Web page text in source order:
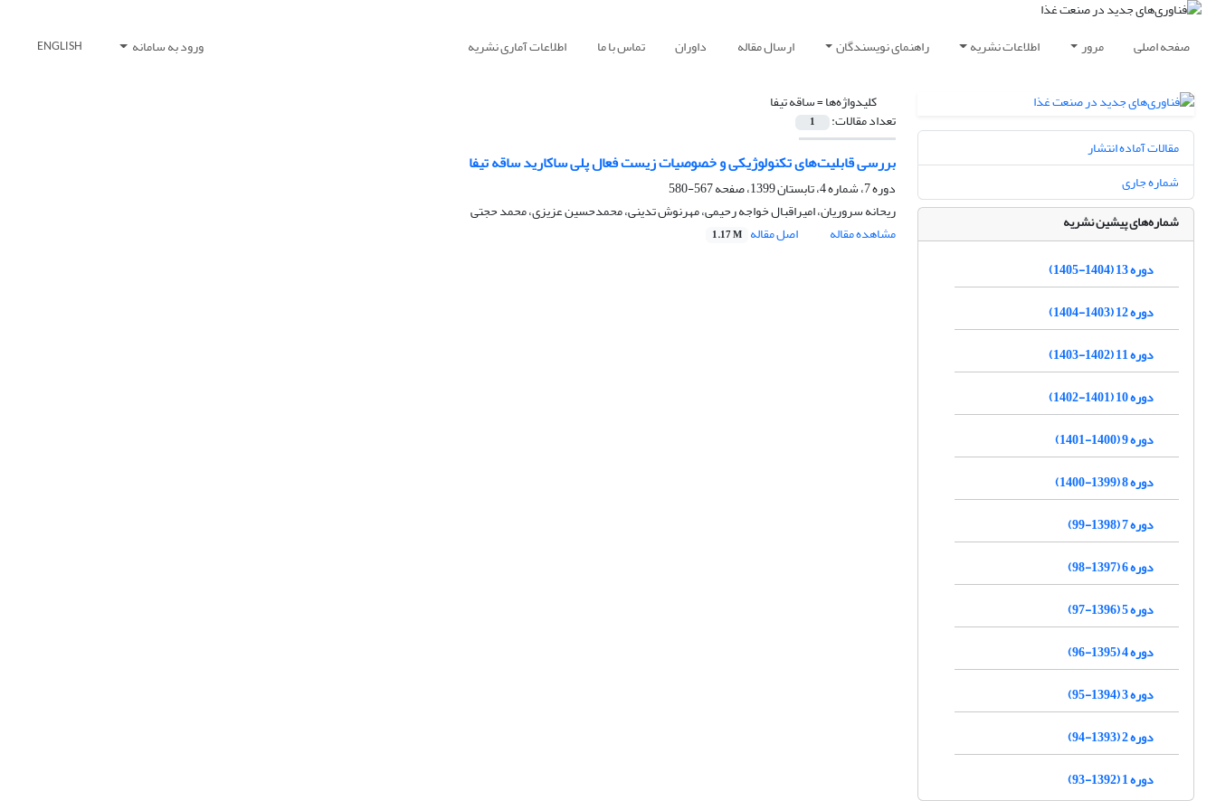
صفحه اصلی مرور اطلاعات نشریه راهنمای نویسندگان ارسال مقاله داوران تماس با ما اطلاعات آماری نشریه ورود به سامانه ENGLISH
کلیدواژه‌ها =ساقه تیفا
تعداد مقالات: 1
بررسی قابلیت‌های تکنولوژیکی و خصوصیات زیست فعال پلی ساکارید ساقه تیفا
دوره 7، شماره 4، تابستان 1399، صفحه
567-580
ریحانه سروریان، امیراقبال خواجه رحیمی، مهرنوش تدینی، محمدحسین عزیزی، محمد حجتی
مشاهده مقاله
اصل مقاله 1.17 M
مقالات آماده انتشار
شماره جاری
شماره‌های پیشین نشریه
دوره 13 (1404-1405)
دوره 12 (1403-1404)
دوره 11 (1402-1403)
دوره 10 (1401-1402)
دوره 9 (1400-1401)
دوره 8 (1399-1400)
دوره 7 (1398-99)
دوره 6 (1397-98)
دوره 5 (1396-97)
دوره 4 (1395-96)
دوره 3 (1394-95)
دوره 2 (1393-94)
دوره 1 (1392-93)